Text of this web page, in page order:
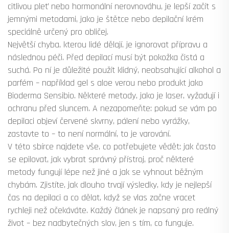
citlivou pleť nebo hormonální nerovnováhu, je lepší začít s
jemnými metodami, jako je štětce nebo depilační krém
speciálně určený pro obličej.
Největší chyba, kterou lidé dělají, je ignorovat přípravu a
následnou péči. Před depilací musí být pokožka čistá a
suchá. Po ní je důležité použít klidný, neobsahující alkohol a
parfém – například gel s aloe verou nebo produkt jako
Bioderma Sensibio. Některé metody, jako je laser, vyžadují i
ochranu před sluncem. A nezapomeňte: pokud se vám po
depilaci objeví červené skvrny, pálení nebo vyrážky,
zastavte to – to není normální, to je varování.
V této sbírce najdete vše, co potřebujete vědět: jak často
se epilovat, jak vybrat správný přístroj, proč některé
metody fungují lépe než jiné a jak se vyhnout běžným
chybám. Zjistíte, jak dlouho trvají výsledky, kdy je nejlepší
čas na depilaci a co dělat, když se vlas začne vracet
rychleji než očekáváte. Každý článek je napsaný pro reálný
život – bez nadbytečných slov, jen s tím, co funguje.